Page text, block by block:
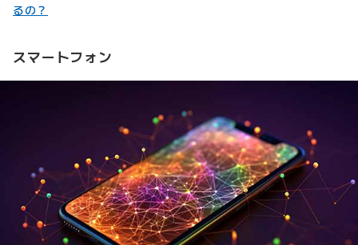
るの？
スマートフォン